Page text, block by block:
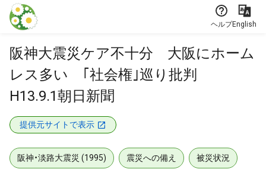
本文に飛ぶ
ヘルプEnglish
阪神大震災ケア不十分 大阪にホーム
レス多い ｢社会権｣巡り批判
H13.9.1朝日新聞
提供元サイトで表示
阪神・淡路大震災 (1995) 震災への備え 被災状況